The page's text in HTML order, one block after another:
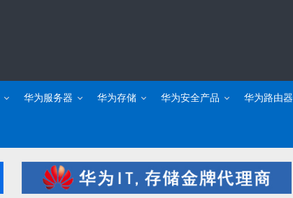
华为服务器 华为存储 华为安全产品 华为路由器